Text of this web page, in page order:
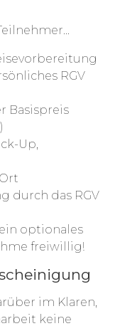
RGV
Basispreis
Up,
durch das RGV
optionales
freiwillig!
im Klaren,
keine